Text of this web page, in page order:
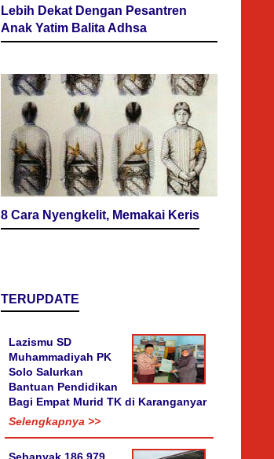
Lebih Dekat Dengan Pesantren
Anak Yatim Balita Adhsa
8 Cara Nyengkelit, Memakai Keris
TERUPDATE
Lazismu SD
Muhammadiyah PK
Solo Salurkan
Bantuan Pendidikan
Bagi Empat Murid TK di Karanganyar
Selengkapnya >>
Sebanyak 186.979